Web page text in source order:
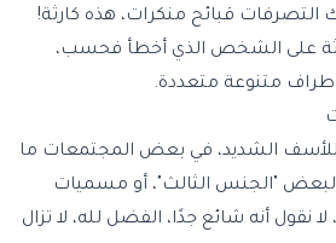
التصرفات قبائح منكرات، هذه كارثة!
على الشخص الذي أخطأ فحسب،
متنوعة متعددة.
الشديد، في بعض المجتمعات ما
"الجنس الثالث"، أو مسميات
نقول أنه شائع جدًا، الفضل لله، لا تزال